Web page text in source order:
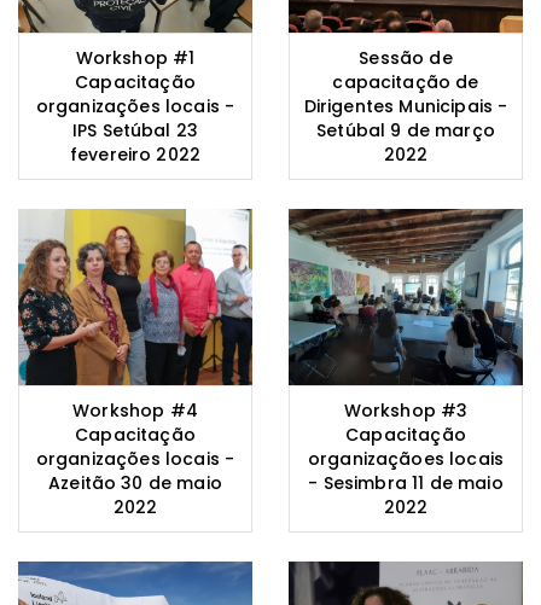
Workshop #1
Capacitação
organizações locais -
IPS Setúbal 23
fevereiro 2022
Sessão de
capacitação de
Dirigentes Municipais -
Setúbal 9 de março
2022
Workshop #4
Capacitação
organizações locais -
Azeitão 30 de maio
2022
Workshop #3
Capacitação
organizaçãoes locais
- Sesimbra 11 de maio
2022